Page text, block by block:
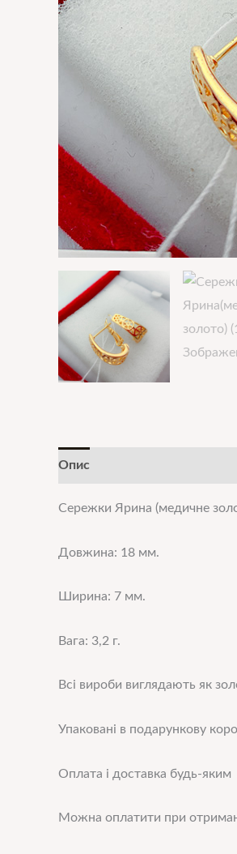
Опис
Сережки Ярина (медичне
Довжина: 18 мм.
Ширина: 7 мм.
Вага: 3,2 г.
Всі вироби виглядають як
Упаковані в подарункову
Оплата і доставка будь-
Можна оплатити при